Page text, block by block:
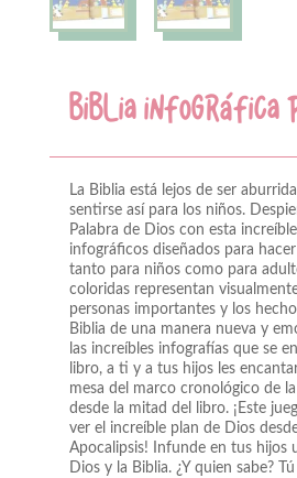
BIBLIA INFOGRÁFICA
La Biblia está lejos de ser
sentirse así para los niños.
Palabra de Dios con esta
infográficos diseñados para
tanto para niños como para
coloridas representan
personas importantes y los
Biblia de una manera nueva y
las increíbles infografías que se
libro, a ti y a tus hijos les
mesa del marco cronológico de
desde la mitad del libro. ¡Este
ver el increíble plan de Dios
Apocalipsis! Infunde en tus hijos
Dios y la Biblia. ¿Y quien sabe?